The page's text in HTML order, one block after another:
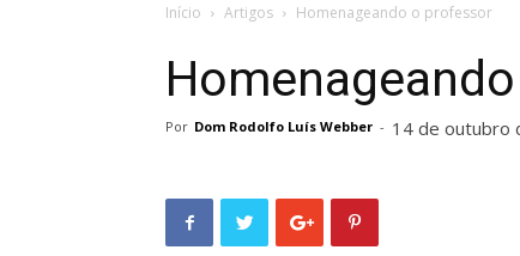
Início Artigos Homenageando o professor
Por Dom Rodolfo Luís Webber - 14 de outubro